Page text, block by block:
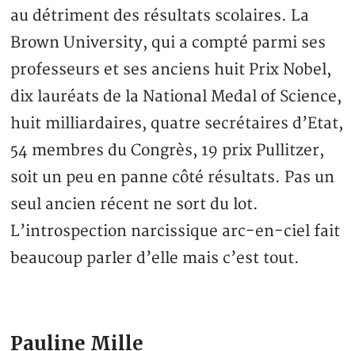
au détriment des résultats scolaires. La
Brown University, qui a compté parmi ses
professeurs et ses anciens huit Prix Nobel,
dix lauréats de la National Medal of Science,
huit milliardaires, quatre secrétaires d’Etat,
54 membres du Congrès, 19 prix Pullitzer,
soit un peu en panne côté résultats. Pas un
seul ancien récent ne sort du lot.
L’introspection narcissique arc-en-ciel fait
beaucoup parler d’elle mais c’est tout.
Pauline Mille